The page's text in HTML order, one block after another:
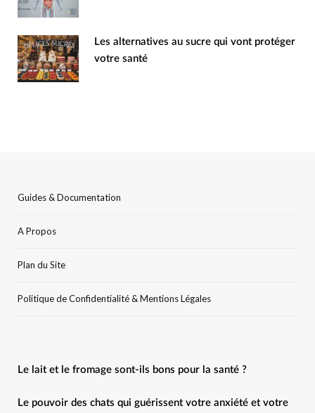
Les alternatives au sucre qui vont protéger
votre santé
Guides & Documentation
A Propos
Plan du Site
Politique de Confidentialité & Mentions Légales
Le lait et le fromage sont-ils bons pour la santé ?
Le pouvoir des chats qui guérissent votre anxiété et votre